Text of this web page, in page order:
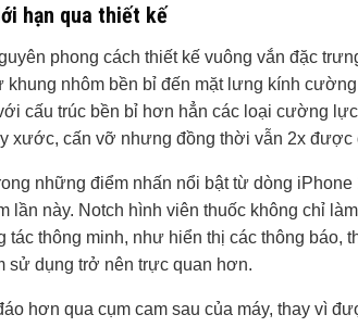
hạn qua thiết kế
phong cách thiết kế vuông vắn đặc
khung nhôm bền bỉ đến mặt lưng kính
cấu trúc bền bỉ hơn hẳn các loại cường
xước, cấn vỡ nhưng đồng thời vẫn 2x được
những điểm nhấn nổi bật từ dòng
lần này. Notch hình viên thuốc không chỉ
tác thông minh, như hiển thị các thông báo,
sử dụng trở nên trực quan hơn.
hơn qua cụm cam sau của máy, thay vì